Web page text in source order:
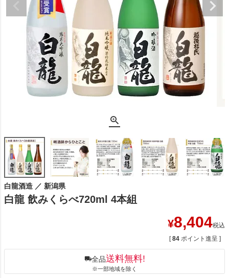
白龍酒造 ／ 新潟県
白龍 飲みくらべ720ml 4本組
¥8,404税込
[ 84 ポイント進呈 ]
全品送料無料!
※一部地域を除く